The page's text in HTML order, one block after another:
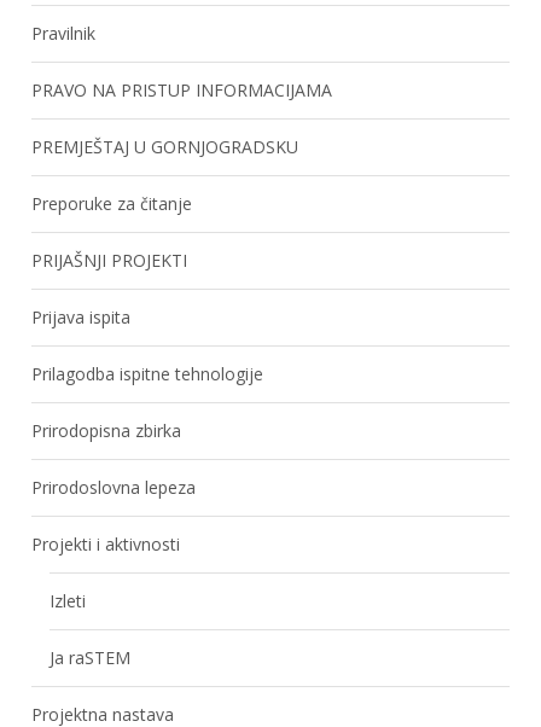
Pravilnik
PRAVO NA PRISTUP INFORMACIJAMA
PREMJEŠTAJ U GORNJOGRADSKU
Preporuke za čitanje
PRIJAŠNJI PROJEKTI
Prijava ispita
Prilagodba ispitne tehnologije
Prirodopisna zbirka
Prirodoslovna lepeza
Projekti i aktivnosti
Izleti
Ja raSTEM
Projektna nastava